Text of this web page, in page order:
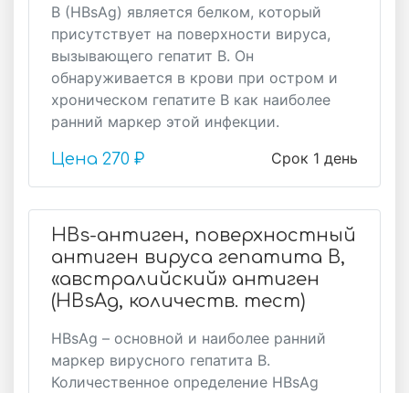
В (HВsAg) является белком, который
присутствует на поверхности вируса,
вызывающего гепатит В. Он
обнаруживается в крови при остром и
хроническом гепатите В как наиболее
ранний маркер этой инфекции.
Срок 1 день
Цена 270 ₽
HBs-антиген, поверхностный
антиген вируса гепатита B,
«австралийский» антиген
(HBsAg, количеств. тест)
HBsAg – основной и наиболее ранний
маркер вирусного гепатита В.
Количественное определение HBsAg